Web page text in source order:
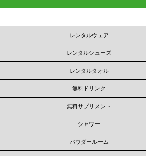
レンタルウェア
レンタルシューズ
レンタルタオル
無料ドリンク
無料サプリメント
シャワー
パウダールーム